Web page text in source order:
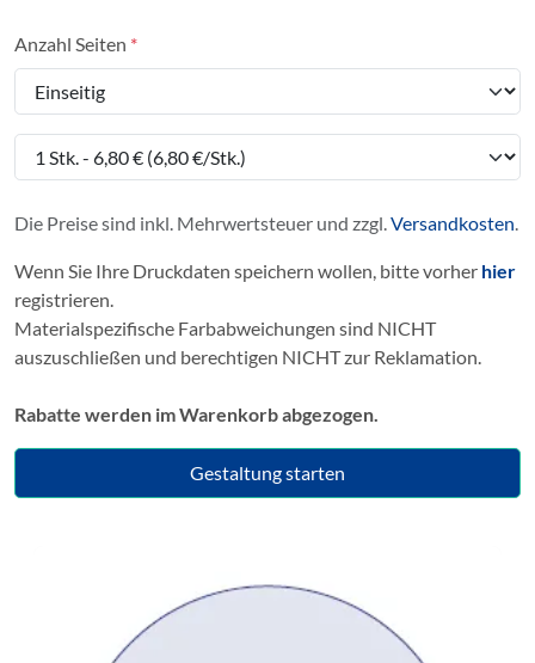
Anzahl Seiten
Die Preise sind inkl. Mehrwertsteuer und zzgl. Versandkosten
Wenn Sie Ihre Druckdaten speichern wollen, bitte vorher hier
registrieren.
Materialspezifische Farbabweichungen sind NICHT
auszuschließen und berechtigen NICHT zur Reklamation.
Rabatte werden im Warenkorb abgezogen.
Gestaltung starten